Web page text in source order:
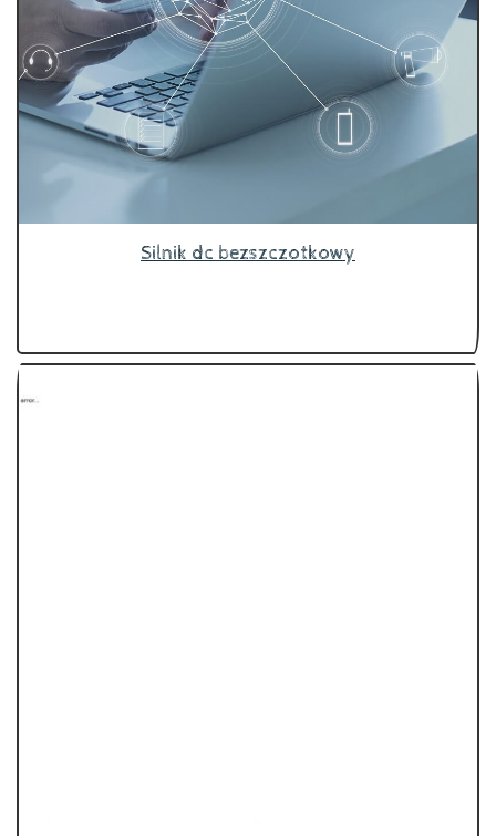
Silnik dc bezszczotkowy